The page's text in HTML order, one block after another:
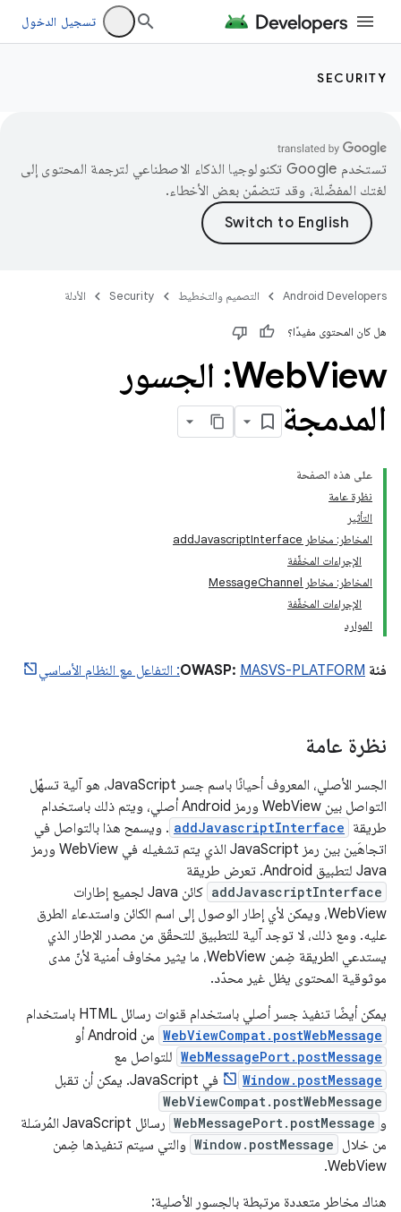
تسجيل الدخول
SECURITY
تستخدم Google تكنولوجيا الذكاء الاصطناعي لترجمة المحتوى إلى
لغتك المفضّلة، وقد تتضمّن بعض الأخطاء.
Android Developers التصميم والتخطيط Security الأدلة
هل كان المحتوى مفيدًا؟
WebView: الجسور
المدمجة
على هذه الصفحة
نظرة عامة
التأثير
المخاطر: مخاطر addJavascriptInterface
الإجراءات المخفِّفة
المخاطر: مخاطر MessageChannel
الإجراءات المخفِّفة
الموارد
فئة OWASP: MASVS-PLATFORM: التفاعل مع النظام الأساسي
نظرة عامة
الجسر الأصلي، المعروف أحيانًا باسم جسر JavaScript، هو آلية تسهّل
التواصل بين WebView ورمز Android أصلي، ويتم ذلك باستخدام
طريقة addJavascriptInterface . ويسمح هذا بالتواصل في
اتجاهَين بين رمز JavaScript الذي يتم تشغيله في WebView ورمز
Java لتطبيق Android. تعرض طريقة
addJavascriptInterface
كائن Java لجميع إطارات
WebView، ويمكن لأي إطار الوصول إلى اسم الكائن واستدعاء الطرق
عليه. ومع ذلك، لا توجد آلية للتطبيق للتحقّق من مصدر الإطار الذي
يستدعي الطريقة ضِمن WebView، ما يثير مخاوف أمنية لأنّ مدى
موثوقية المحتوى يظل غير محدّد.
يمكن أيضًا تنفيذ جسر أصلي باستخدام قنوات رسائل HTML باستخدام
WebViewCompat.postWebMessage من Android أو
WebMessagePort.postMessage للتواصل مع
Window.postMessage في JavaScript. يمكن أن تقبل
WebViewCompat.postWebMessage
و WebMessagePort.postMessage
رسائل JavaScript المُرسَلة
من خلال Window.postMessage والتي سيتم تنفيذها ضِمن
WebView.
هناك مخاطر متعددة مرتبطة بالجسور الأصلية: